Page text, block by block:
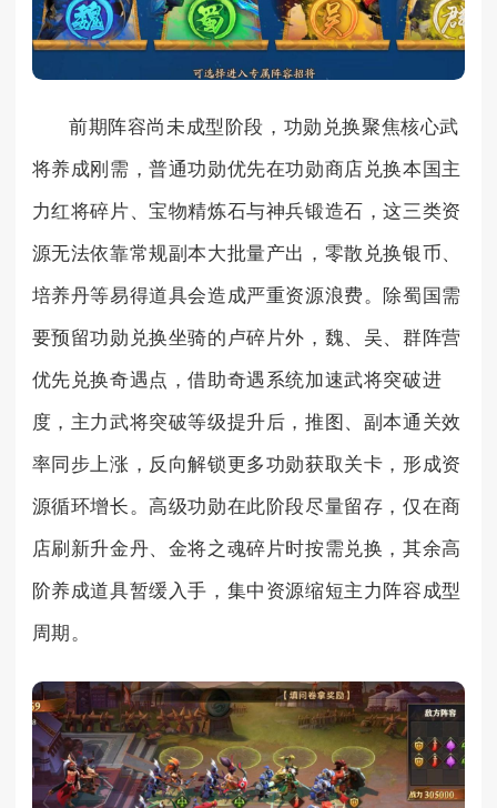
前期阵容尚未成型阶段，功勋兑换聚焦核心武
将养成刚需，普通功勋优先在功勋商店兑换本国主
力红将碎片、宝物精炼石与神兵锻造石，这三类资
源无法依靠常规副本大批量产出，零散兑换银币、
培养丹等易得道具会造成严重资源浪费。除蜀国需
要预留功勋兑换坐骑的卢碎片外，魏、吴、群阵营
优先兑换奇遇点，借助奇遇系统加速武将突破进
度，主力武将突破等级提升后，推图、副本通关效
率同步上涨，反向解锁更多功勋获取关卡，形成资
源循环增长。高级功勋在此阶段尽量留存，仅在商
店刷新升金丹、金将之魂碎片时按需兑换，其余高
阶养成道具暂缓入手，集中资源缩短主力阵容成型
周期。